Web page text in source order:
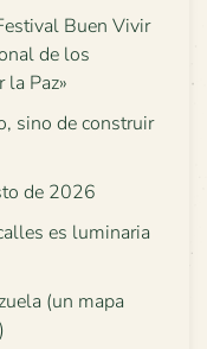
Buen Vivir
de los
la Paz»
sino de construir
de 2026
es luminaria
(un mapa